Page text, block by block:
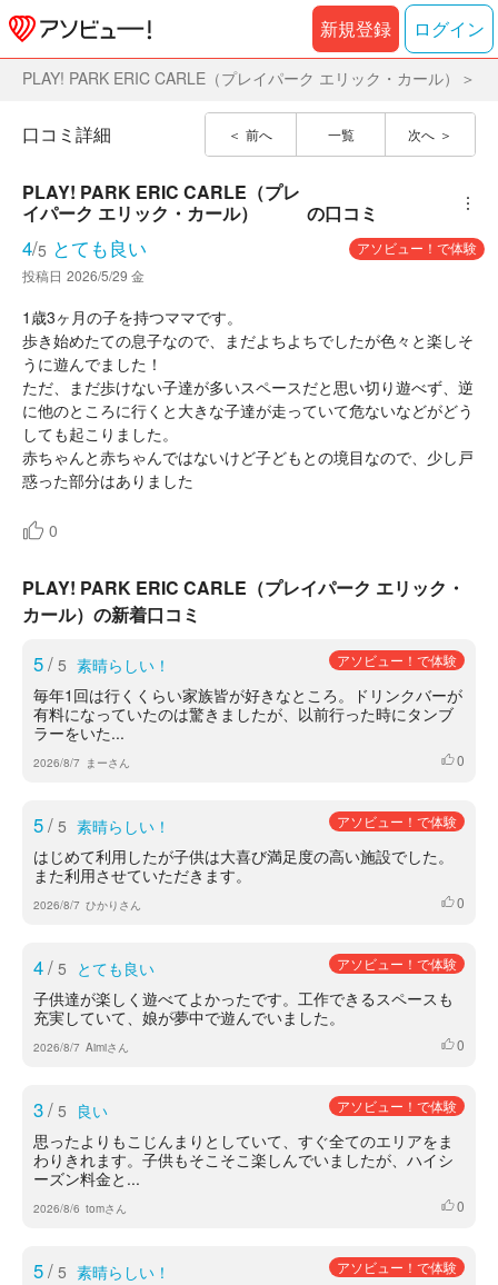
新規登録 ログイン
PLAY! PARK ERIC CARLE（プレイパーク エリック・カール）
前へ 一覧 次へ
口コミ詳細
PLAY! PARK ERIC CARLE（プレ
イパーク エリック・カール）
の口コミ ︙
4/5 とても良い
アソビュー！で体験
投稿日 2026/5/29 金
1歳3ヶ月の子を持つママです。
歩き始めたての息子なので、まだよちよちでしたが色々と楽しそ
うに遊んでました！
ただ、まだ歩けない子達が多いスペースだと思い切り遊べず、逆
に他のところに行くと大きな子達が走っていて危ないなどがどう
しても起こりました。
赤ちゃんと赤ちゃんではないけど子どもとの境目なので、少し戸
惑った部分はありました
0
PLAY! PARK ERIC CARLE（プレイパーク エリック・
カール）の新着口コミ
5/ 5 素晴らしい！ アソビュー！で体験
毎年1回は行くくらい家族皆が好きなところ。ドリンクバーが
有料になっていたのは驚きましたが、以前行った時にタンブ
ラーをいた...
2026/8/7 まーさん いいね
0
5/ 5 素晴らしい！ アソビュー！で体験
はじめて利用したが子供は大喜び満足度の高い施設でした。
また利用させていただきます。
2026/8/7 ひかりさん いいね
0
4/ 5 とても良い アソビュー！で体験
子供達が楽しく遊べてよかったです。工作できるスペースも
充実していて、娘が夢中で遊んでいました。
2026/8/7 Aimiさん いいね
0
3/ 5 良い アソビュー！で体験
思ったよりもこじんまりとしていて、すぐ全てのエリアをま
わりきれます。子供もそこそこ楽しんでいましたが、ハイシ
ーズン料金と...
2026/8/6 tomさん いいね
0
5/ 5 素晴らしい！ アソビュー！で体験